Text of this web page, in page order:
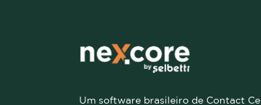
Um software brasileiro de Contact